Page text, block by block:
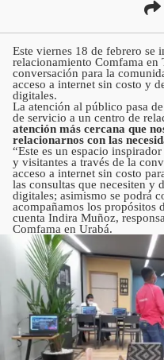
Este viernes 18 de febrero se
relacionamiento Comfama en
conversación para la
acceso a internet sin costo y
digitales.
La atención al público pasa
de servicio a un centro de
atención más cercana que
relacionarnos con las
“Este es un espacio
y visitantes a través de la
acceso a internet sin costo
las consultas que necesiten y
digitales; asimismo se podrá
acompañamos los propósitos
cuenta Indira Muñoz,
Comfama en Urabá.